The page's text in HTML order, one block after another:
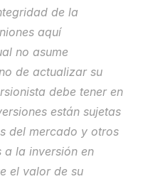
de la
aquí
no asume
de actualizar su
debe tener en
están sujetas
del mercado y otros
a la inversión en
el valor de su